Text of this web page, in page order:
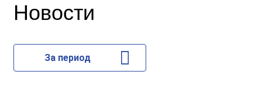
Новости
За период